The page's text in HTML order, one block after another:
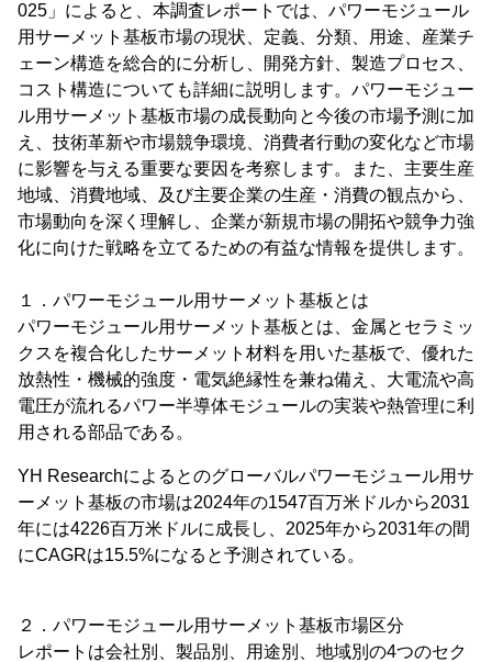
025」によると、本調査レポートでは、パワーモジュール
用サーメット基板市場の現状、定義、分類、用途、産業チ
ェーン構造を総合的に分析し、開発方針、製造プロセス、
コスト構造についても詳細に説明します。パワーモジュー
ル用サーメット基板市場の成長動向と今後の市場予測に加
え、技術革新や市場競争環境、消費者行動の変化など市場
に影響を与える重要な要因を考察します。また、主要生産
地域、消費地域、及び主要企業の生産・消費の観点から、
市場動向を深く理解し、企業が新規市場の開拓や競争力強
化に向けた戦略を立てるための有益な情報を提供します。
１．パワーモジュール用サーメット基板とは
パワーモジュール用サーメット基板とは、金属とセラミッ
クスを複合化したサーメット材料を用いた基板で、優れた
放熱性・機械的強度・電気絶縁性を兼ね備え、大電流や高
電圧が流れるパワー半導体モジュールの実装や熱管理に利
用される部品である。
YH Researchによるとのグローバルパワーモジュール用サ
ーメット基板の市場は2024年の1547百万米ドルから2031
年には4226百万米ドルに成長し、2025年から2031年の間
にCAGRは15.5%になると予測されている。
２．パワーモジュール用サーメット基板市場区分
レポートは会社別、製品別、用途別、地域別の4つのセク